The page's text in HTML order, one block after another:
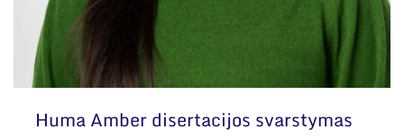
Huma Amber disertacijos svarstymas